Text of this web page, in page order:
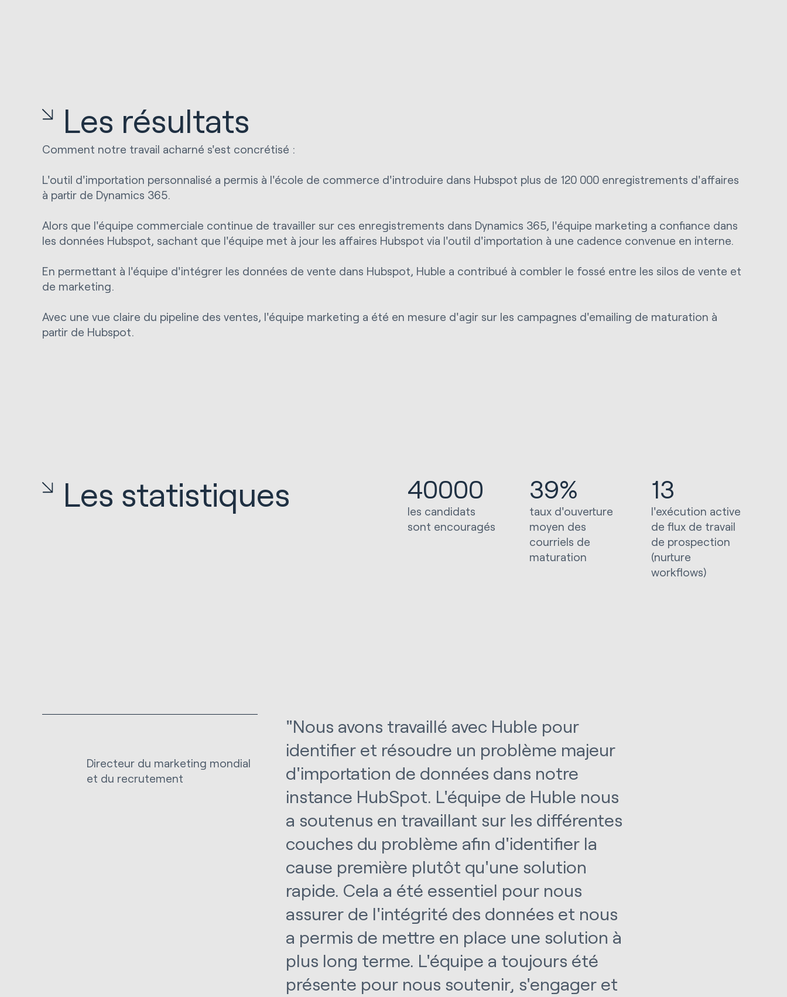
Les résultats
Comment notre travail acharné s'est concrétisé :
L'outil d'importation personnalisé a permis à l'école de commerce d'introduire dans Hubspot plus de 120 000 enregistrements d'affaires
à partir de Dynamics 365.
Alors que l'équipe commerciale continue de travailler sur ces enregistrements dans Dynamics 365, l'équipe marketing a confiance dans
les données Hubspot, sachant que l'équipe met à jour les affaires Hubspot via l'outil d'importation à une cadence convenue en interne.
En permettant à l'équipe d'intégrer les données de vente dans Hubspot, Huble a contribué à combler le fossé entre les silos de vente et
de marketing.
Avec une vue claire du pipeline des ventes, l'équipe marketing a été en mesure d'agir sur les campagnes d'emailing de maturation à
partir de Hubspot.
Les statistiques 40000
les candidats
sont encouragés
39%
taux d'ouverture
moyen des
courriels de
maturation
13
l'exécution active
de flux de travail
de prospection
(nurture
workflows)
Directeur du marketing mondial
et du recrutement
"Nous avons travaillé avec Huble pour
identifier et résoudre un problème majeur
d'importation de données dans notre
instance HubSpot. L'équipe de Huble nous
a soutenus en travaillant sur les différentes
couches du problème afin d'identifier la
cause première plutôt qu'une solution
rapide. Cela a été essentiel pour nous
assurer de l'intégrité des données et nous
a permis de mettre en place une solution à
plus long terme. L'équipe a toujours été
présente pour nous soutenir, s'engager et